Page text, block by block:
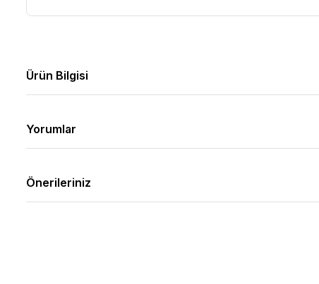
Ürün Bilgisi
Yorumlar
Önerileriniz